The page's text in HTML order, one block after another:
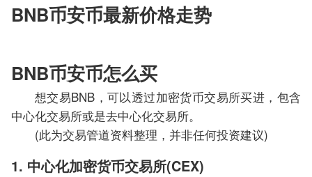
BNB币安币最新价格走势
BNB币安币怎么买
想交易BNB，可以透过加密货币交易所买进，包含
中心化交易所或是去中心化交易所。
(此为交易管道资料整理，并非任何投资建议)
1. 中心化加密货币交易所(CEX)